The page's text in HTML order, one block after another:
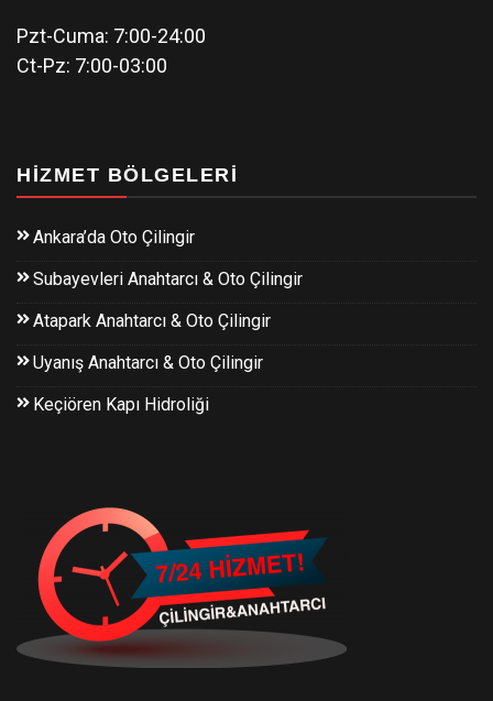
Pzt-Cuma: 7:00-24:00
Ct-Pz: 7:00-03:00
HIZMET BÖLGELERI
Ankara’da Oto Çilingir
Subayevleri Anahtarcı & Oto Çilingir
Atapark Anahtarcı & Oto Çilingir
Uyanış Anahtarcı & Oto Çilingir
Keçiören Kapı Hidroliği